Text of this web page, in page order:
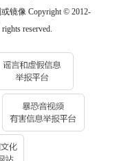
镜像 Copyright © 2012-
reserved.